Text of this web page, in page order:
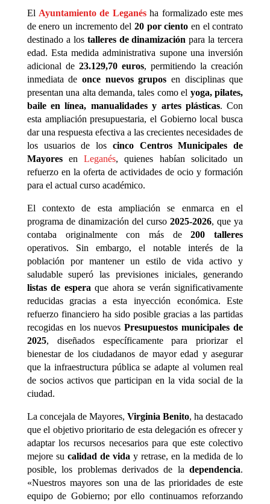
El Ayuntamiento de Leganésha formalizado este mes
de enero un incremento del 20 por ciento en el contrato
destinado a los talleres de dinamización para la tercera
edad. Esta medida administrativa supone una inversión
adicional de 23.129,70 euros, permitiendo la creación
inmediata deonce nuevos grupos en disciplinas que
presentan una alta demanda, tales como el yoga, pilates,
baile en línea, manualidades y artes plásticas. Con
esta ampliación presupuestaria, el Gobierno local busca
dar una respuesta efectiva a las crecientes necesidades de
los usuarios de los cinco Centros Municipales de
MayoresenLeganés, quienes habían solicitado un
refuerzo en la oferta de actividades de ocio y formación
para el actual curso académico.
El contexto de esta ampliación se enmarca en el
programa de dinamización del curso2025-2026, que ya
contaba originalmente con más de200 talleres
operativos. Sin embargo, el notable interés de la
población por mantener un estilo de vida activo y
saludable superó las previsiones iniciales, generando
listas de espera que ahora se verán significativamente
reducidas gracias a esta inyección económica. Este
refuerzo financiero ha sido posible gracias a las partidas
recogidas en los nuevosPresupuestos municipales de
2025, diseñados específicamente para priorizar el
bienestar de los ciudadanos de mayor edad y asegurar
que la infraestructura pública se adapte al volumen real
de socios activos que participan en la vida social de la
ciudad.
La concejala de Mayores,Virginia Benito, ha destacado
que el objetivo prioritario de esta delegación es ofrecer y
adaptar los recursos necesarios para que este colectivo
mejore su calidad de vida y retrase, en la medida de lo
posible, los problemas derivados de ladependencia.
«Nuestros mayores son una de las prioridades de este
equipo de Gobierno; por ello continuamos reforzando